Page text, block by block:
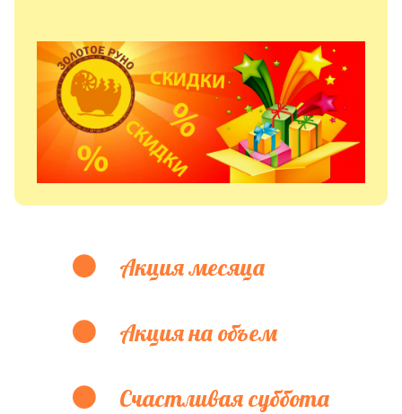
Акция месяца
Акция на объем
Счастливая суббота